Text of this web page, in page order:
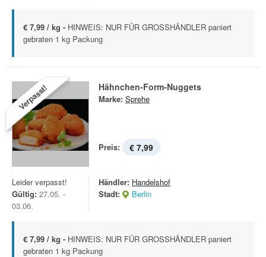
€ 7,99 / kg - HINWEIS: NUR FÜR GROSSHÄNDLER paniert
gebraten 1 kg Packung
Verpasst! Hähnchen-Form-Nuggets
Marke: Sprehe
Preis: € 7,99
Leider verpasst!
Gültig: 27.05. -
03.06.
Händler: Handelshof
Stadt:
Berlin
€ 7,99 / kg - HINWEIS: NUR FÜR GROSSHÄNDLER paniert
gebraten 1 kg Packung